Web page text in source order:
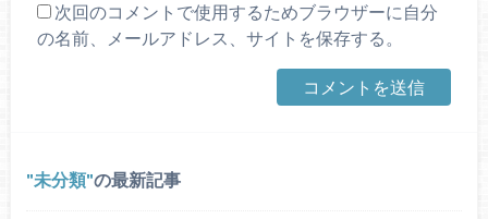
次回のコメントで使用するためブラウザーに自分
の名前、メールアドレス、サイトを保存する。
未分類 の最新記事